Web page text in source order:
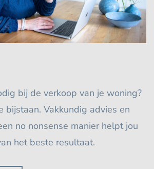
bij de verkoop van je woning?
bijstaan. Vakkundig advies en
no nonsense manier helpt jou
het beste resultaat.